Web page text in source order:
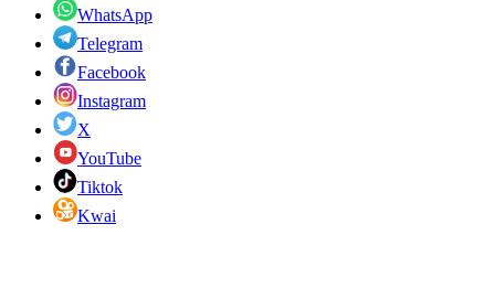
WhatsApp
Telegram
Facebook
Instagram
X
YouTube
Tiktok
Kwai